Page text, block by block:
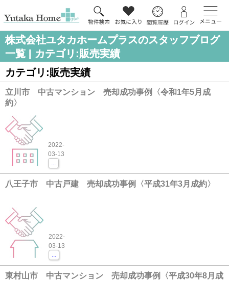
株式会社ユタカホームプラスのスタッフブログ
一覧 | カテゴリ:販売実績
カテゴリ:販売実績
立川市 中古マンション 売却成功事例〈令和1年5月成
約〉
2022-
03-13
...
八王子市 中古戸建 売却成功事例〈平成31年3月成約〉
2022-
03-13
...
東村山市 中古マンション 売却成功事例〈平成30年8月成